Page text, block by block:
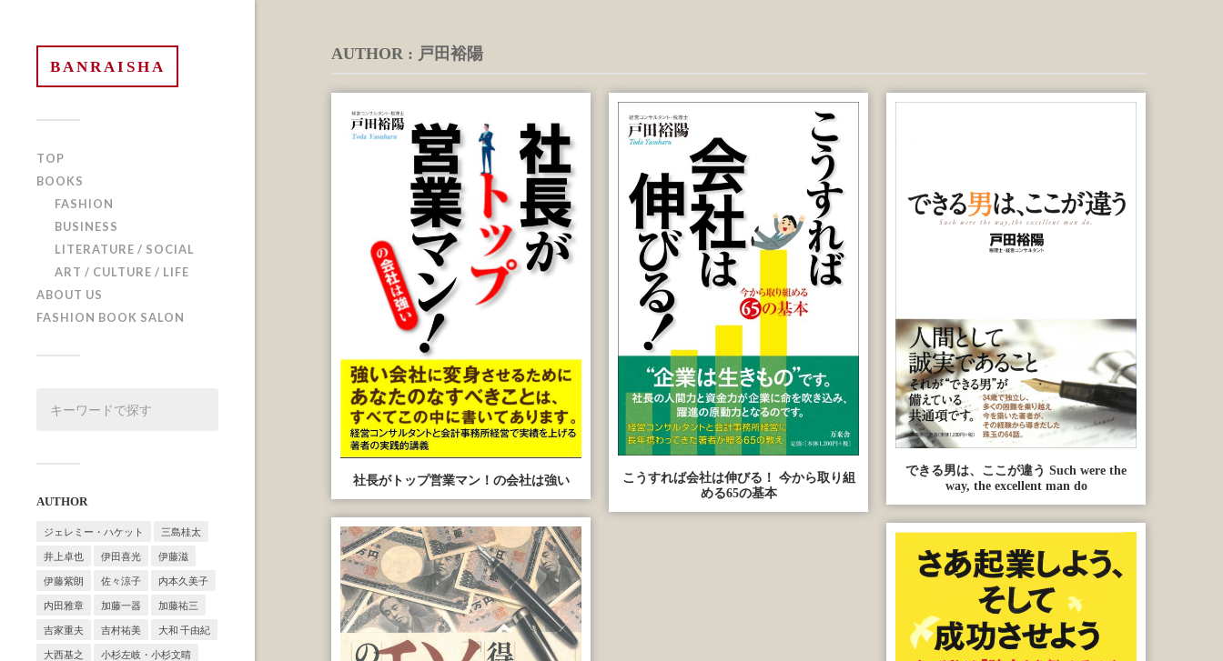
BANRAISHA
TOP
BOOKS
FASHION
BUSINESS
LITERATURE / SOCIAL
ART / CULTURE / LIFE
ABOUT US
FASHION BOOK SALON
AUTHOR
ジェレミー・ハケット 三島桂太
井上卓也 伊田喜光 伊藤滋
伊藤紫朗 佐々涼子 内本久美子
内田雅章 加藤一器 加藤祐三
吉家重夫 吉村祐美 大和 千由紀
大西基之 小杉左岐・小杉文晴
AUTHOR : 戸田裕陽
社長がトップ営業マン！の会社は強い
こうすれば会社は伸びる！ 今から取り組
める65の基本
できる男は、ここが違う Such were the
way, the excellent man do